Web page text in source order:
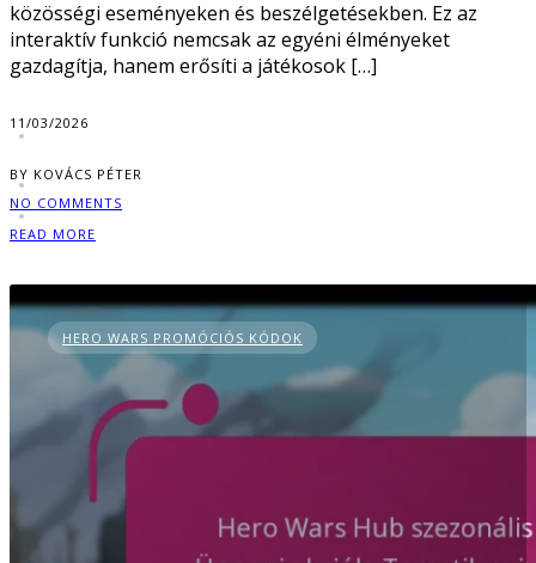
közösségi eseményeken és beszélgetésekben. Ez az
interaktív funkció nemcsak az egyéni élményeket
gazdagítja, hanem erősíti a játékosok […]
11/03/2026
BY KOVÁCS PÉTER
NO COMMENTS
READ MORE
HERO WARS PROMÓCIÓS KÓDOK